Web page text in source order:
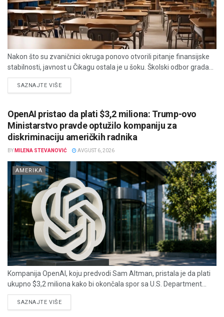
Nakon što su zvaničnici okruga ponovo otvorili pitanje finansijske
stabilnosti, javnost u Čikagu ostala je u šoku. Školski odbor grada...
SAZNAJTE VIŠEDETAILS
OpenAI pristao da plati $3,2 miliona: Trump-ovo
Ministarstvo pravde optužilo kompaniju za
diskriminaciju američkih radnika
BY MILENA STEVANOVIĆ AVGUST 6, 2026
AMERIKA
Kompanija OpenAI, koju predvodi Sam Altman, pristala je da plati
ukupno $3,2 miliona kako bi okončala spor sa U.S. Department...
SAZNAJTE VIŠEDETAILS